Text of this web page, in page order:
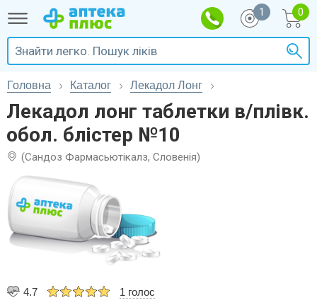
1
Головна Каталог Лекадол Лонг
Лекадол лонг таблетки в/плівк.
обол. блістер №10
(Сандоз Фармасьютікалз, Словенія)
4.7 1 голос